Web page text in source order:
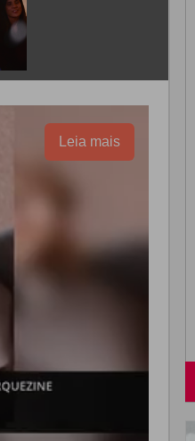
Leia mais